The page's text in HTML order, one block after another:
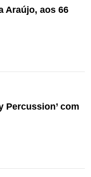
Araújo, aos 66
Percussion’ com